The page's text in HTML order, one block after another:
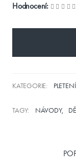
Hodnocení:
KATEGORIE:
TAGY: NÁVODY